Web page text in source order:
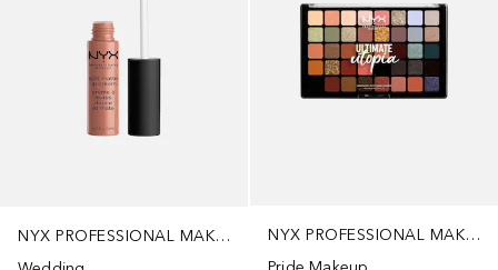
NYX PROFESSIONAL MAKEUP
NYX PROFESSIONAL MAKEUP